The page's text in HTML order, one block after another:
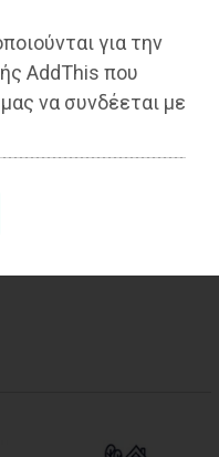
για την
AddThis που
να συνδέεται με